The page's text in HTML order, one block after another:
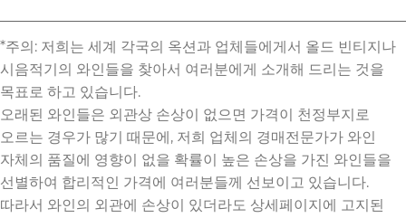
*주의: 저희는 세계 각국의 옥션과 업체들에게서 올드 빈티지나
시음적기의 와인들을 찾아서 여러분에게 소개해 드리는 것을
목표로 하고 있습니다.
오래된 와인들은 외관상 손상이 없으면 가격이 천정부지로
오르는 경우가 많기 때문에, 저희 업체의 경매전문가가 와인
자체의 품질에 영향이 없을 확률이 높은 손상을 가진 와인들을
선별하여 합리적인 가격에 여러분들께 선보이고 있습니다.
따라서 와인의 외관에 손상이 있더라도 상세페이지에 고지된